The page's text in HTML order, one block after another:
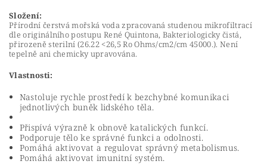
Složení:
Přírodní čerstvá mořská voda zpracovaná studenou mikrofiltrací
dle originálního postupu René Quintona, Bakteriologicky čistá,
přirozeně sterilní (26.22 <26,5 Ro Ohms/cm2/cm 45000.). Není
tepelně ani chemicky upravována.
Vlastnosti:
Nastoluje rychle prostředí k bezchybné komunikaci
jednotlivých buněk lidského těla.
Přispívá výrazně k obnově katalických funkcí.
Podporuje tělo ke správné funkci a odolnosti.
Pomáhá aktivovat a regulovat správný metabolismus.
Pomáhá aktivovat imunitní systém.